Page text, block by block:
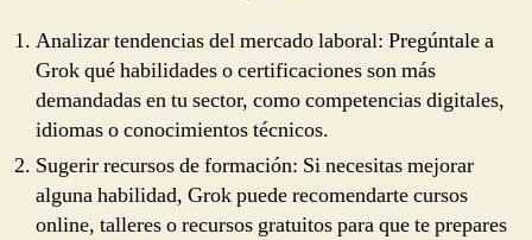
Analizar tendencias del mercado laboral: Pregúntale a
Grok qué habilidades o certificaciones son más
demandadas en tu sector, como competencias digitales,
idiomas o conocimientos técnicos.
Sugerir recursos de formación: Si necesitas mejorar
alguna habilidad, Grok puede recomendarte cursos
online, talleres o recursos gratuitos para que te prepares